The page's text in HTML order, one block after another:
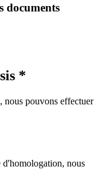
documents
*
nous pouvons effectuer
d'homologation, nous